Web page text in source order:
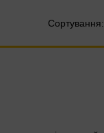
Сортування: